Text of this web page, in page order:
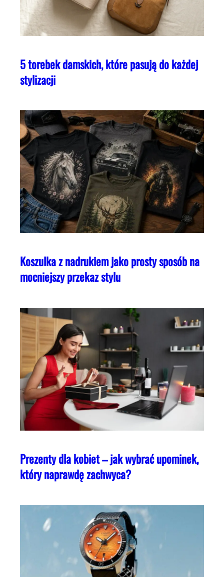
5 torebek damskich, które pasują do każdej
stylizacji
Koszulka z nadrukiem jako prosty sposób na
mocniejszy przekaz stylu
Prezenty dla kobiet – jak wybrać upominek,
który naprawdę zachwyca?